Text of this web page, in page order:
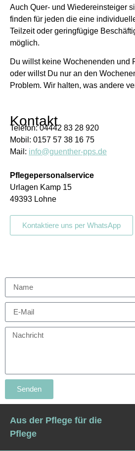
Auch Quer- und Wiedereinsteiger
finden für jeden die eine
Teilzeit oder geringfügige
möglich.
Du willst keine Wochenenden und
oder willst Du nur an den
Problem. Wir halten, was andere
Kontakt
Telefon: 04442 83 28 920
Mobil: 0157 57 38 16 75
Mail: info@guenther-pps.de
Pflegepersonalservice
Urlagen Kamp 15
49393 Lohne
Kontaktiere uns per WhatsApp
Senden
Aus der Pflege für die
Pflege